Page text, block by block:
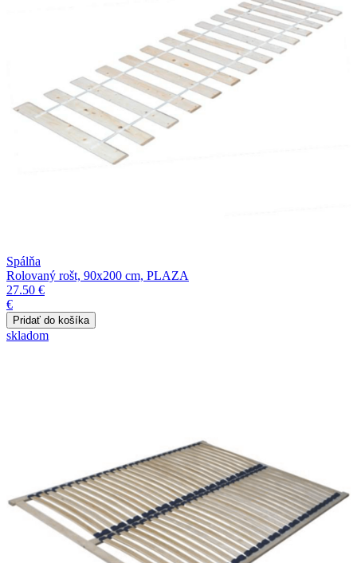
Spálňa
Rolovaný rošt, 90x200 cm, PLAZA
27.50 €
€
skladom